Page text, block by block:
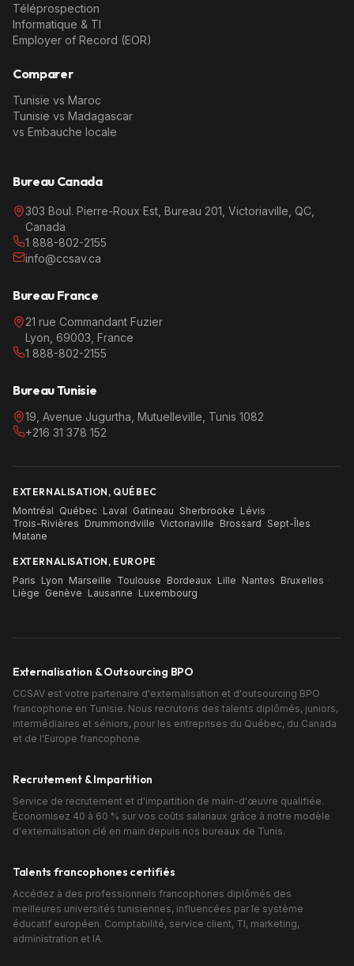
Téléprospection
Informatique & TI
Employer of Record (EOR)
Comparer
Tunisie vs Maroc
Tunisie vs Madagascar
vs Embauche locale
Bureau Canada
303 Boul. Pierre-Roux Est, Bureau 201, Victoriaville, QC,
Canada
1 888-802-2155
info@ccsav.ca
Bureau France
21 rue Commandant Fuzier
Lyon, 69003, France
1 888-802-2155
Bureau Tunisie
19, Avenue Jugurtha, Mutuelleville, Tunis 1082
+216 31 378 152
EXTERNALISATION, QUÉBEC
Montréal ·Québec ·Laval ·Gatineau ·Sherbrooke ·Lévis ·
Trois-Rivières ·Drummondville ·Victoriaville ·Brossard ·Sept-Îles ·
Matane
EXTERNALISATION, EUROPE
Paris ·Lyon ·Marseille ·Toulouse ·Bordeaux ·Lille ·Nantes ·Bruxelles ·
Liège ·Genève ·Lausanne ·Luxembourg
Externalisation & Outsourcing BPO
CCSAV est votre partenaire d'externalisation et d'outsourcing BPO
francophone en Tunisie. Nous recrutons des talents diplômés, juniors,
intermédiaires et séniors, pour les entreprises du Québec, du Canada
et de l'Europe francophone.
Recrutement & Impartition
Service de recrutement et d'impartition de main-d'œuvre qualifiée.
Économisez 40 à 60 % sur vos coûts salariaux grâce à notre modèle
d'externalisation clé en main depuis nos bureaux de Tunis.
Talents francophones certifiés
Accédez à des professionnels francophones diplômés des
meilleures universités tunisiennes, influencées par le système
éducatif européen. Comptabilité, service client, TI, marketing,
administration et IA.